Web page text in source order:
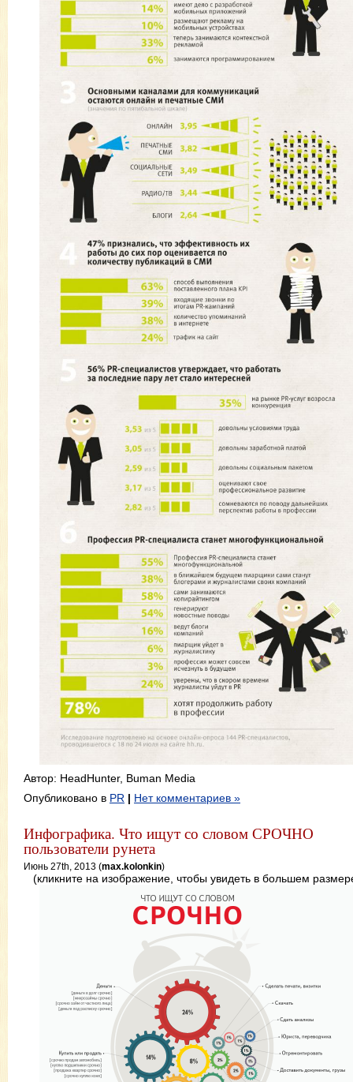
Автор: HeadHunter, Buman Media
Опубликовано в PR | Нет комментариев »
Инфографика. Что ищут со словом СРОЧНО
пользователи рунета
Июнь 27th, 2013 (max.kolonkin)
(кликните на изображение, чтобы увидеть в большем